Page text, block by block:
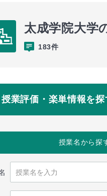
太成学院大学
183件
授業評価・楽単情報を探
授業名から探